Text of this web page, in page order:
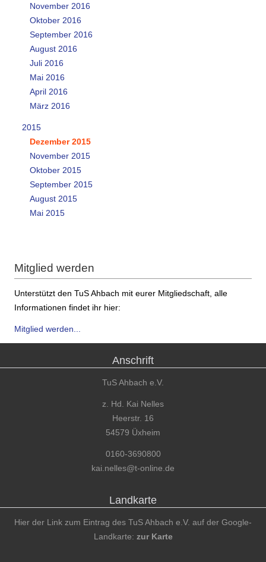
November 2016
Oktober 2016
September 2016
August 2016
Juli 2016
Mai 2016
April 2016
März 2016
2015
Dezember 2015
November 2015
Oktober 2015
September 2015
August 2015
Mai 2015
Mitglied werden
Unterstützt den TuS Ahbach mit eurer Mitgliedschaft, alle
Informationen findet ihr hier:
Mitglied werden...
Anschrift
TuS Ahbach e.V.
z. Hd. Kai Nelles
Heerstr. 16
54579 Üxheim
0160-3690800
kai.nelles@t-online.de
Landkarte
Hier der Link zum Eintrag des TuS Ahbach e.V. auf der Google-
Landkarte: zur Karte